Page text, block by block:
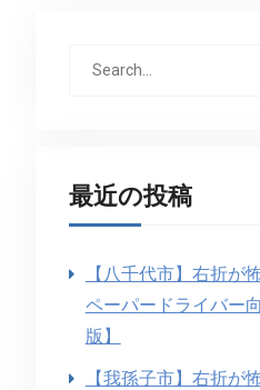
最近の投稿
【八千代市】右折が
ペーパードライバー
版】
【我孫子市】右折が